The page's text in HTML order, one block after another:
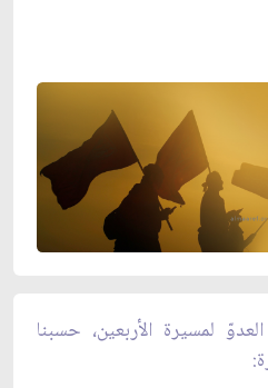
لمسيرة الأربعين، حسبنا